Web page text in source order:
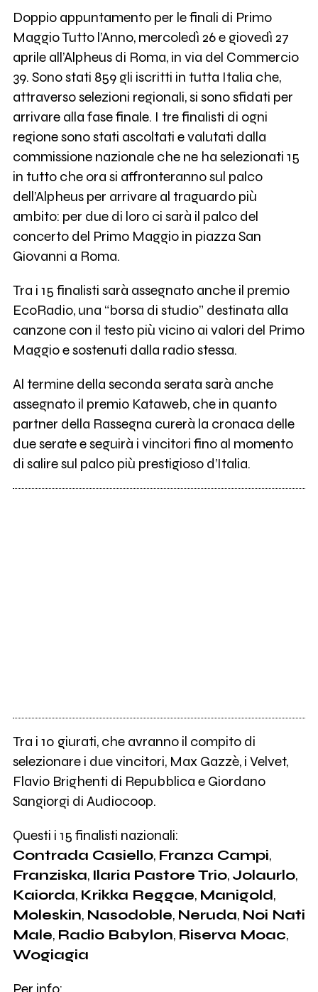
Doppio appuntamento per le finali di Primo
Maggio Tutto l’Anno, mercoledì 26 e giovedì 27
aprile all’Alpheus di Roma, in via del Commercio
39. Sono stati 859 gli iscritti in tutta Italia che,
attraverso selezioni regionali, si sono sfidati per
arrivare alla fase finale. I tre finalisti di ogni
regione sono stati ascoltati e valutati dalla
commissione nazionale che ne ha selezionati 15
in tutto che ora si affronteranno sul palco
dell’Alpheus per arrivare al traguardo più
ambito: per due di loro ci sarà il palco del
concerto del Primo Maggio in piazza San
Giovanni a Roma.
Tra i 15 finalisti sarà assegnato anche il premio
EcoRadio, una “borsa di studio” destinata alla
canzone con il testo più vicino ai valori del Primo
Maggio e sostenuti dalla radio stessa.
Al termine della seconda serata sarà anche
assegnato il premio Kataweb, che in quanto
partner della Rassegna curerà la cronaca delle
due serate e seguirà i vincitori fino al momento
di salire sul palco più prestigioso d’Italia.
Tra i 10 giurati, che avranno il compito di
selezionare i due vincitori, Max Gazzè, i Velvet,
Flavio Brighenti di Repubblica e Giordano
Sangiorgi di Audiocoop.
Questi i 15 finalisti nazionali:
Contrada Casiello, Franza Campi,
Franziska, Ilaria Pastore Trio, Jolaurlo,
Kaiorda, Krikka Reggae, Manigold,
Moleskin, Nasodoble, Neruda, Noi Nati
Male, Radio Babylon, Riserva Moac,
Wogiagia